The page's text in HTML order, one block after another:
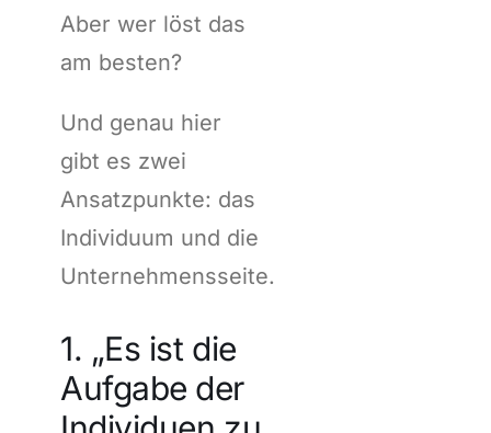
Aber wer löst das
am besten?
Und genau hier
gibt es zwei
Ansatzpunkte: das
Individuum und die
Unternehmensseite.
1. „Es ist die
Aufgabe der